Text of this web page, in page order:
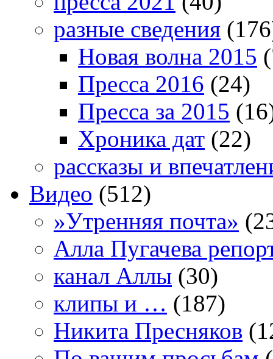
разные сведения
Новая волна 2015
Пресса 2016 (24)
Пресса за 2015
Хроника дат (22)
рассказы и
Видео (512)
»Утренняя почта»
Алла Пугачева
канал Аллы (30)
клипы и … (187)
Никита Пресняков